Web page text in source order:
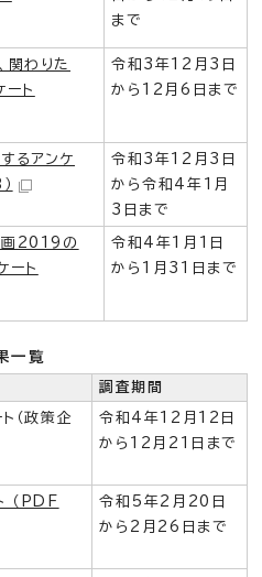
まで
関わりた
ート
令和3年12月3日
から12月6日まで
るアンケ
令和3年12月3日
から令和4年1月
3日まで
画2019の
ート
令和4年1月1日
から1月31日まで
一覧
調査期間
（政策企
令和4年12月12日
から12月21日まで
（PDF
令和5年2月20日
から2月26日まで